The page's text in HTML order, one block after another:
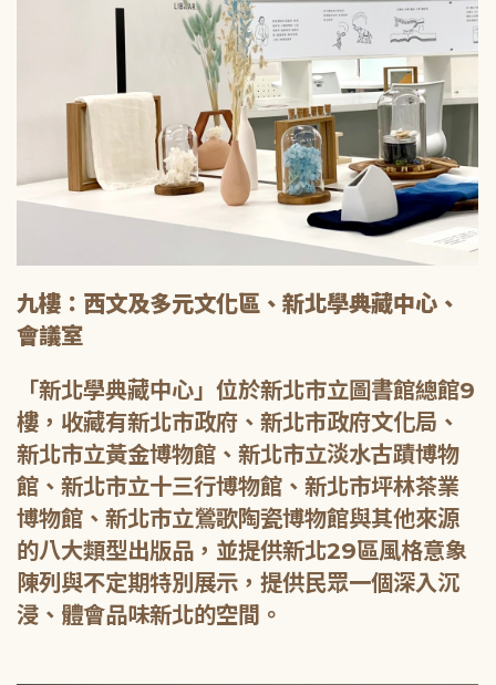
九樓：西文及多元文化區、新北學典藏中心、
會議室
「新北學典藏中心」位於新北市立圖書館總館9
樓，收藏有新北市政府、新北市政府文化局、
新北市立黃金博物館、新北市立淡水古蹟博物
館、新北市立十三行博物館、新北市坪林茶業
博物館、新北市立鶯歌陶瓷博物館與其他來源
的八大類型出版品，並提供新北29區風格意象
陳列與不定期特別展示，提供民眾一個深入沉
浸、體會品味新北的空間。